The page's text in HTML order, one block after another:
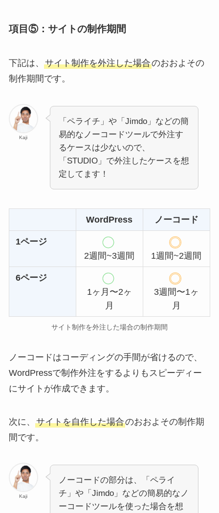
項目⑤：サイトの制作期間
下記は、 サイト制作を外注した場合のおおよその
制作期間です。
Kaji
「ペライチ」や「Jimdo」などの簡
易的なノーコードツールで外注す
るケースは少ないので、
「STUDIO」で外注したケースを想
定してます！
WordPress ノーコード
1ページ
2週間~3週間
1週間~2週間
6ページ
1ヶ月〜2ヶ
月
3週間〜1ヶ
月
サイト制作を外注した場合の制作期間
ノーコードはコーディングの手間が省けるので、
WordPressで制作外注をするよりもスピーディー
にサイトが作成できます。
次に、 サイトを自作した場合のおおよその制作期
間です。
Kaji
ノーコードの部分は、「ペライ
チ」や「Jimdo」などの簡易的なノ
ーコードツールを使った場合を想